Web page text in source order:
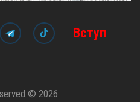
Вступ
© 2026